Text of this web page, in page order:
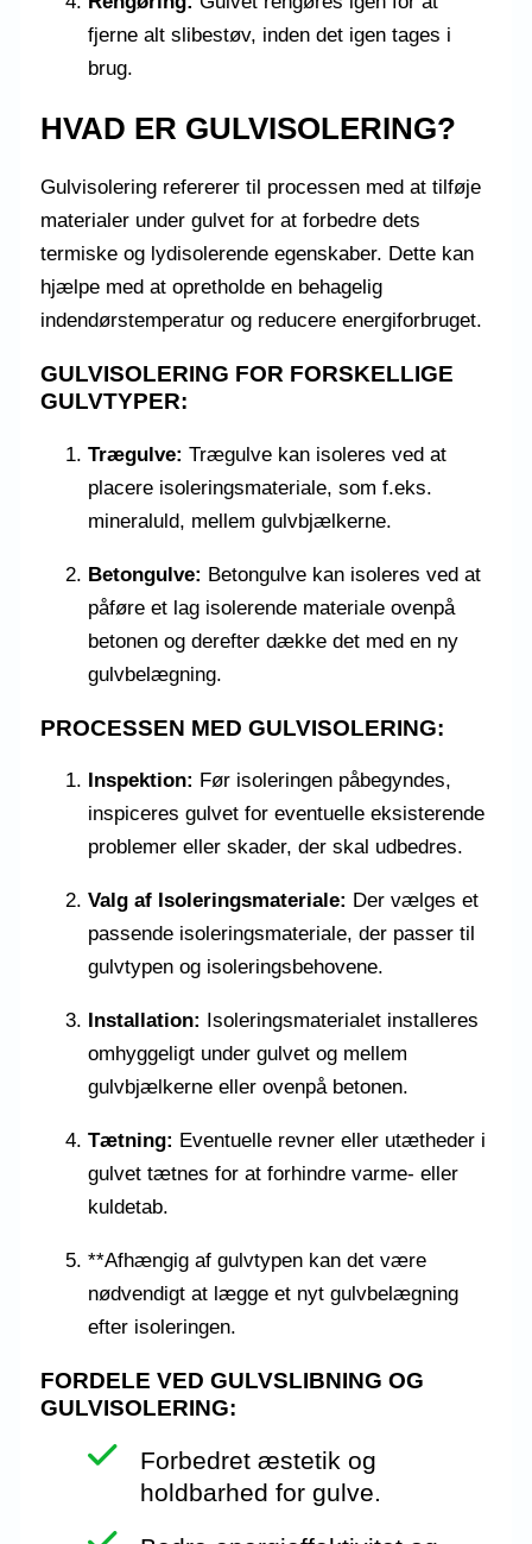
fjerne alt slibestøv, inden det igen tages i
brug.
HVAD ER GULVISOLERING?
Gulvisolering refererer til processen med at tilføje
materialer under gulvet for at forbedre dets
termiske og lydisolerende egenskaber. Dette kan
hjælpe med at opretholde en behagelig
indendørstemperatur og reducere energiforbruget.
GULVISOLERING FOR FORSKELLIGE
GULVTYPER:
Trægulve: Trægulve kan isoleres ved at
placere isoleringsmateriale, som f.eks.
mineraluld, mellem gulvbjælkerne.
Betongulve: Betongulve kan isoleres ved at
påføre et lag isolerende materiale ovenpå
betonen og derefter dække det med en ny
gulvbelægning.
PROCESSEN MED GULVISOLERING:
Inspektion: Før isoleringen påbegyndes,
inspiceres gulvet for eventuelle eksisterende
problemer eller skader, der skal udbedres.
Valg af Isoleringsmateriale: Der vælges et
passende isoleringsmateriale, der passer til
gulvtypen og isoleringsbehovene.
Installation: Isoleringsmaterialet installeres
omhyggeligt under gulvet og mellem
gulvbjælkerne eller ovenpå betonen.
Tætning: Eventuelle revner eller utætheder i
gulvet tætnes for at forhindre varme- eller
kuldetab.
**Afhængig af gulvtypen kan det være
nødvendigt at lægge et nyt gulvbelægning
efter isoleringen.
FORDELE VED GULVSLIBNING OG
GULVISOLERING:
Forbedret æstetik og
holdbarhed for gulve.